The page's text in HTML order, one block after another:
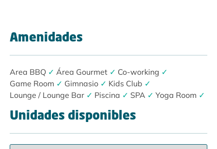
Amenidades
Area BBQ ✓ Área Gourmet ✓ Co-working ✓
Game Room ✓ Gimnasio ✓ Kids Club ✓
Lounge / Lounge Bar ✓ Piscina ✓ SPA ✓ Yoga Room ✓
Unidades disponibles